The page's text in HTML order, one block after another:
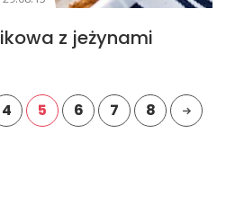
z jeżynami
4 5 6 7 8